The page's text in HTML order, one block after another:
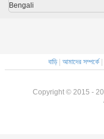
Bengali
বাড়ি| আমাদের সম্পর্কে|
Copyright © 2015 -